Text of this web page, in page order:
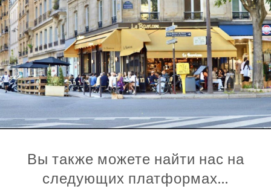
Вы также можете найти нас на
следующих платформах…